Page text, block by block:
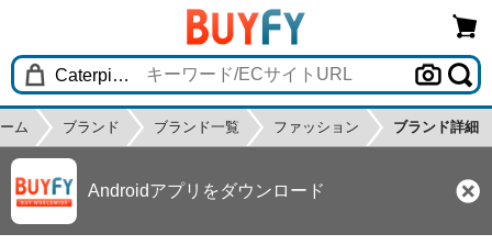
ム ブランド ブランド一覧 ファッション ブランド詳細
Androidアプリをダウンロード